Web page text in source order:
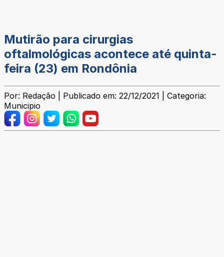
Mutirão para cirurgias
oftalmológicas acontece até quinta-
feira (23) em Rondônia
Por: Redação | Publicado em: 22/12/2021 | Categoria:
Municipio